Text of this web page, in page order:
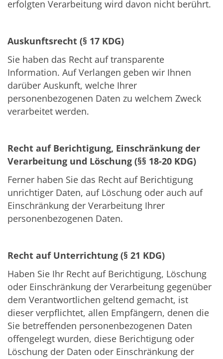
erfolgten Verarbeitung wird davon nicht berührt.
Auskunftsrecht (§ 17 KDG)
Sie haben das Recht auf transparente
Information. Auf Verlangen geben wir Ihnen
darüber Auskunft, welche Ihrer
personenbezogenen Daten zu welchem Zweck
verarbeitet werden.
Recht auf Berichtigung, Einschränkung der
Verarbeitung und Löschung (§§ 18-20 KDG)
Ferner haben Sie das Recht auf Berichtigung
unrichtiger Daten, auf Löschung oder auch auf
Einschränkung der Verarbeitung Ihrer
personenbezogenen Daten.
Recht auf Unterrichtung (§ 21 KDG)
Haben Sie Ihr Recht auf Berichtigung, Löschung
oder Einschränkung der Verarbeitung gegenüber
dem Verantwortlichen geltend gemacht, ist
dieser verpflichtet, allen Empfängern, denen die
Sie betreffenden personenbezogenen Daten
offengelegt wurden, diese Berichtigung oder
Löschung der Daten oder Einschränkung der